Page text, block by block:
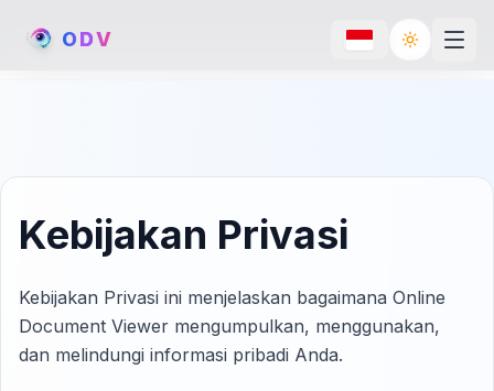
ODV Toggle
Kebijakan Privasi
Kebijakan Privasi ini menjelaskan bagaimana Online
Document Viewer mengumpulkan, menggunakan,
dan melindungi informasi pribadi Anda.